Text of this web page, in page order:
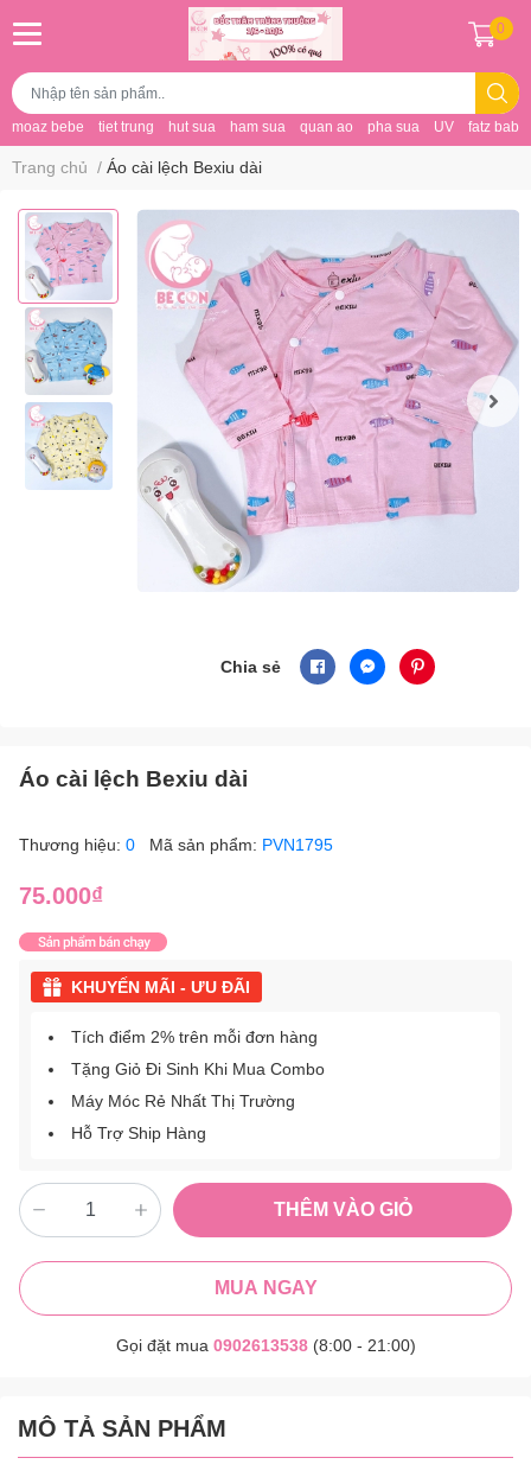
moaz bebe tiet trung hut sua ham sua quan ao pha sua UV fatz baby
0
Trang chủ / Áo cài lệch Bexiu dài
Chia sẻ
Áo cài lệch Bexiu dài
Thương hiệu: 0 Mã sản phẩm: PVN1795
75.000₫
KHUYẾN MÃI - ƯU ĐÃI
Tích điểm 2% trên mỗi đơn hàng
Tặng Giỏ Đi Sinh Khi Mua Combo
Máy Móc Rẻ Nhất Thị Trường
Hỗ Trợ Ship Hàng
THÊM VÀO GIỎ
MUA NGAY
Gọi đặt mua 0902613538(8:00 - 21:00)
MÔ TẢ SẢN PHẨM